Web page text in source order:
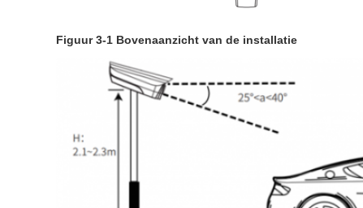
Figuur 3-1 Bovenaanzicht van de installatie